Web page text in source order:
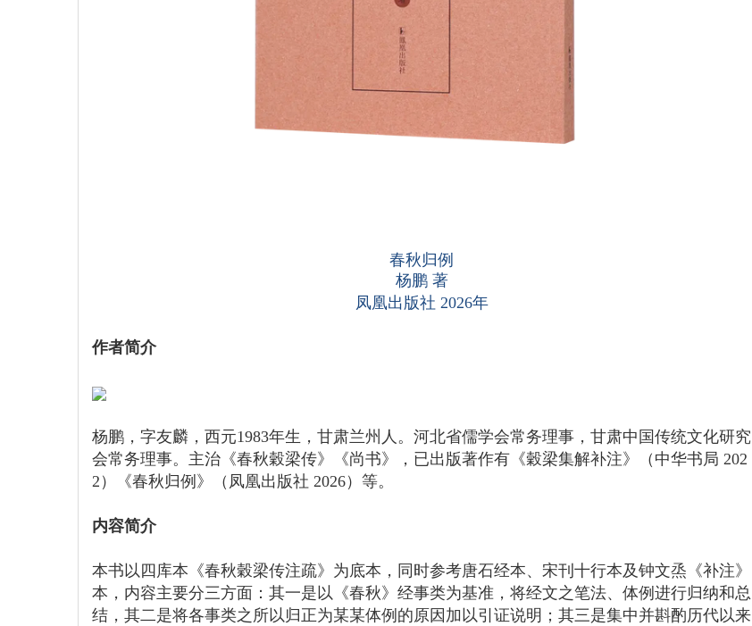
春秋归例
杨鹏 著
凤凰出版社 2026年
作者简介
杨鹏，字友麟，西元1983年生，甘肃兰州人。河北省儒学会常务理事，甘肃中国传统文化研究
会常务理事。主治《春秋穀梁传》《尚书》，已出版著作有《穀梁集解补注》（中华书局 202
2）《春秋归例》（凤凰出版社 2026）等。
内容简介
本书以四库本《春秋穀梁传注疏》为底本，同时参考唐石经本、宋刊十行本及钟文烝《补注》
本，内容主要分三方面：其一是以《春秋》经事类为基准，将经文之笔法、体例进行归纳和总
结，其二是将各事类之所以归正为某某体例的原因加以引证说明；其三是集中并斟酌历代以来